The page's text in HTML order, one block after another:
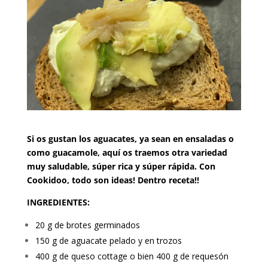
Si os gustan los aguacates, ya sean en ensaladas o
como guacamole, aquí os traemos otra variedad
muy saludable, súper rica y súper rápida. Con
Cookidoo, todo son ideas! Dentro receta!!
INGREDIENTES:
20 g de brotes germinados
150 g de aguacate pelado y en trozos
400 g de queso cottage o bien 400 g de requesón